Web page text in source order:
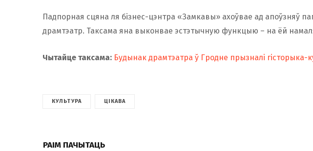
Падпорная сцяна ля бізнес-цэнтра «Замкавы» ахоўвае ад апоўзняў
драмтэатр. Таксама яна выконвае эстэтычную функцыю – на ёй
Чытайце таксама: Будынак драмтэатра ў Гродне прызналі гісторыка-
КУЛЬТУРА ЦІКАВА
РАІМ ПАЧЫТАЦЬ